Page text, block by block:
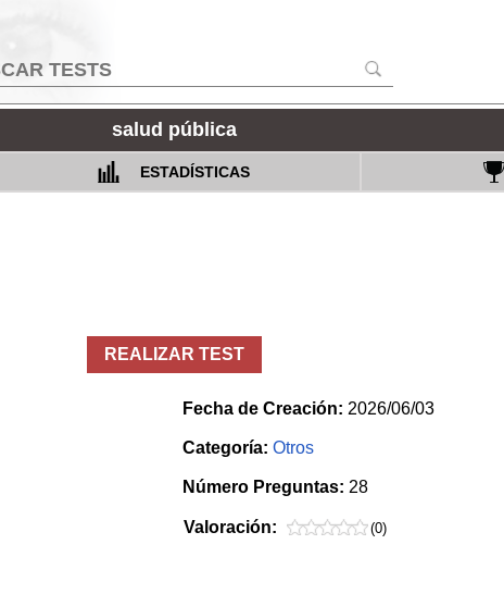
salud pública
ESTADÍSTICAS
REALIZAR TEST
Fecha de Creación: 2026/06/03
Categoría: Otros
Número Preguntas: 28
Valoración: (0)